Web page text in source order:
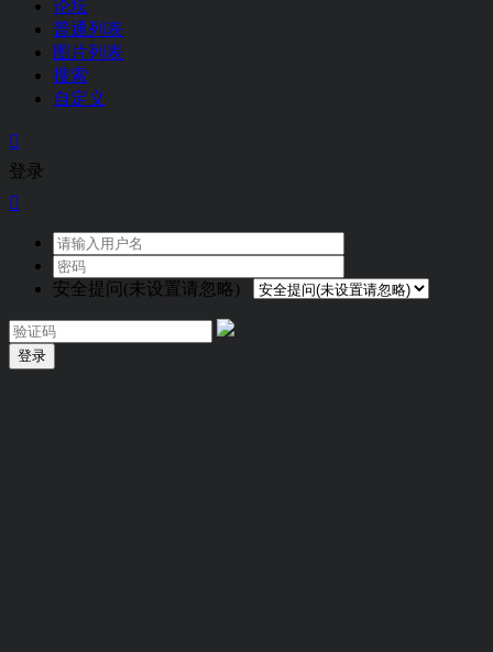
论坛
普通列表
图片列表
搜索
自定义

登录

安全提问(未设置请忽略)
登录